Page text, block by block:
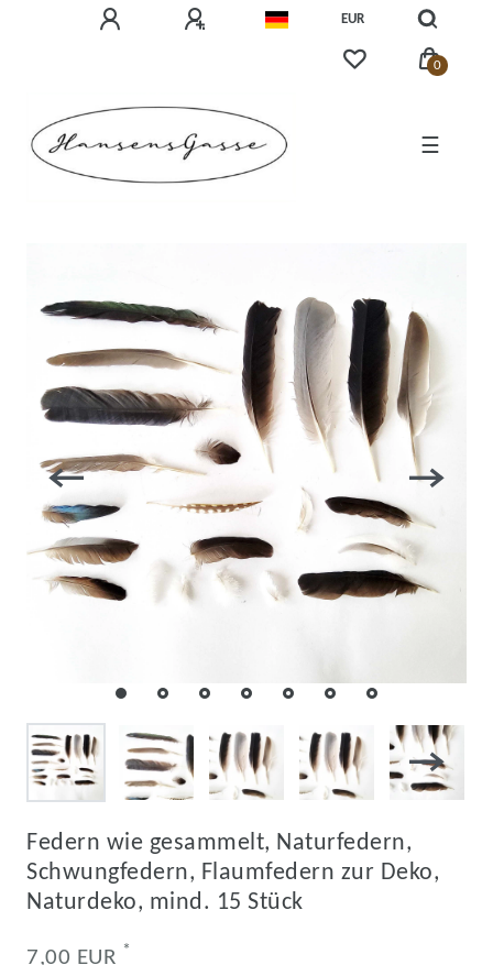
EUR
0
☰
Federn wie gesammelt, Naturfedern,
Schwungfedern, Flaumfedern zur Deko,
Naturdeko, mind. 15 Stück
7,00 EUR *